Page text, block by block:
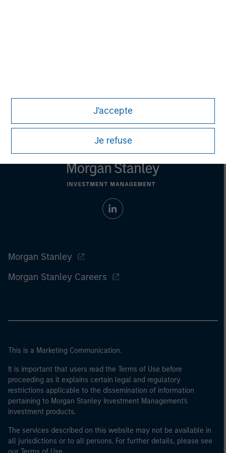
J'accepte
Je refuse
information on the strategy, including additional risk
Morgan Stanley
Morgan Stanley Careers
This is a Marketing Communication.
It is important that users read the Terms of Use before
proceeding as it explains certain legal and regulatory
restrictions applicable to the dissemination of information
pertaining to Morgan Stanley Investment Management's
investment products.
The services described on this website may not be available in
all jurisdictions or to all persons. For further details, please see